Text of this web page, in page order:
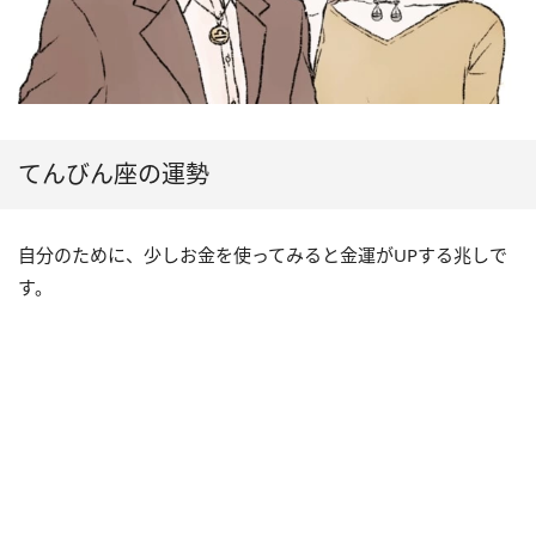
てんびん座の運勢
自分のために、少しお金を使ってみると金運がUPする兆しで
す。